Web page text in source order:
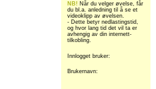
NB! Når du velger øvelse, får
du bl.a. anledning til å se et
videoklipp av øvelsen.
- Dette betyr nedlastingstid,
og hvor lang tid det vil ta er
avhengig av din internett-
tilkobling.
Innlogget bruker:
Brukernavn: